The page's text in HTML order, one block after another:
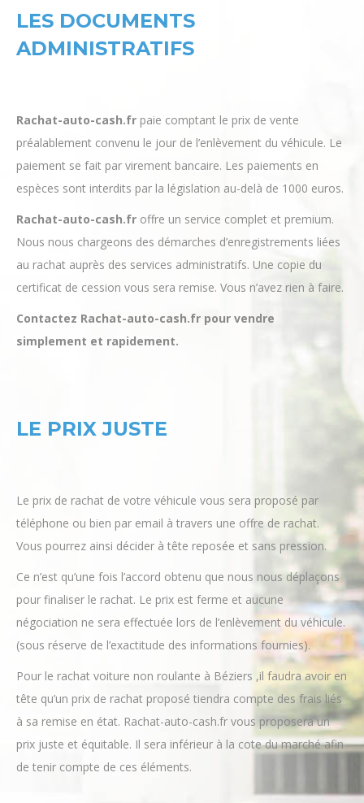
LES DOCUMENTS
Rachat-auto-cash.fr
paie comptant le prix de vente
préalablement convenu le jour de l’enlèvement du véhicule. Le
paiement se fait par virement bancaire. Les paiements en
Rachat-auto-cash.fr
offre un service complet et premium.
Nous nous chargeons des démarches d’enregistrements liées
au rachat auprès des services administratifs. Une copie du
Contactez Rachat-auto-cash.fr pour vendre
Le prix de rachat de votre véhicule vous sera proposé par
téléphone ou bien par email à travers une offre de rachat.
Ce n’est qu’une fois l’accord obtenu que nous nous déplaçons
pour finaliser le rachat. Le prix est ferme et aucune
négociation ne sera effectuée lors de l’enlèvement du véhicule.
(sous réserve de l’exactitude des informations fournies).
Pour le rachat voiture non roulante à Béziers ,il faudra avoir en
tête qu’un prix de rachat proposé tiendra compte des frais liés
à sa remise en état. Rachat-auto-cash.fr vous proposera un
prix juste et équitable. Il sera inférieur à la cote du marché afin